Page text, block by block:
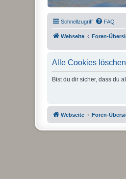
Schnellzugriff FAQ
Webseite Foren-
Alle Cookies löschen
Bist du dir sicher, dass du
Webseite Foren-